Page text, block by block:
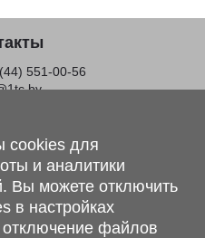
551-00-56
ул. Мира, 20А,
108 В, 224701
cookies для
и аналитики
Вы можете отключить
в настройках
файлов